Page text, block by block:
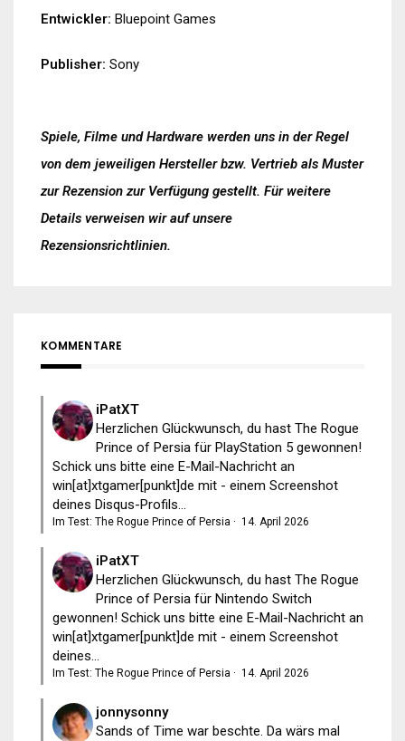
Entwickler: Bluepoint Games
Publisher: Sony
Spiele, Filme und Hardware werden uns in der Regel
von dem jeweiligen Hersteller bzw. Vertrieb als Muster
zur Rezension zur Verfügung gestellt. Für weitere
Details verweisen wir auf unsere
Rezensionsrichtlinien.
KOMMENTARE
iPatXT
Herzlichen Glückwunsch, du hast The Rogue
Prince of Persia für PlayStation 5 gewonnen!
Schick uns bitte eine E-Mail-Nachricht an
win[at]xtgamer[punkt]de mit - einem Screenshot
deines Disqus-Profils...
Im Test: The Rogue Prince of Persia · 14. April 2026
iPatXT
Herzlichen Glückwunsch, du hast The Rogue
Prince of Persia für Nintendo Switch
gewonnen! Schick uns bitte eine E-Mail-Nachricht an
win[at]xtgamer[punkt]de mit - einem Screenshot
deines...
Im Test: The Rogue Prince of Persia · 14. April 2026
jonnysonny
Sands of Time war beschte. Da wärs mal